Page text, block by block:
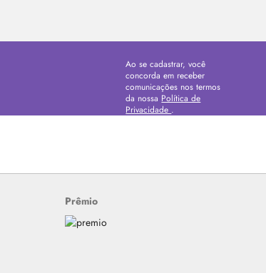
Ao se cadastrar, você
concorda em receber
comunicações nos termos
da nossa Política de
Privacidade .
Prêmio